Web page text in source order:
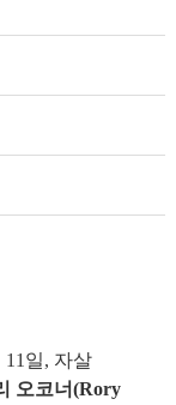
11 일, 자살
오코너(Rory